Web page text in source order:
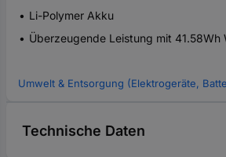
Li-Polymer Akku
Überzeugende Leistung mit 41.58Wh
Umwelt & Entsorgung (Elektrogeräte,
Technische Daten